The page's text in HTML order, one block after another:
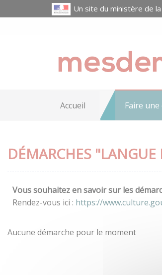
Un site du ministère de
Accueil Faire
DÉMARCHES "LANGUE
Vous souhaitez en savoir sur les
Rendez-vous ici : https://
Aucune démarche pour le moment